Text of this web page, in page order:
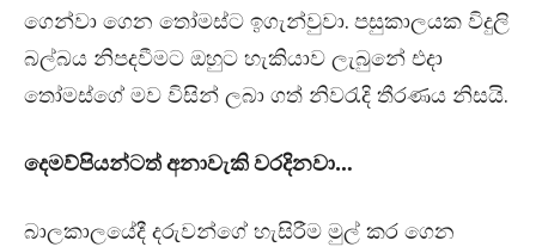
ගෙන්වා ගෙන තෝමස්ට ඉගැන්වුවා. පසුකාලයක විදුලි
බල්බය නිපදවීමට ඔහුට හැකියාව ලැබුනේ එදා
තෝමස්ගේ මව විසින් ලබා ගත් නිවරැදි තීරණය නිසයි.
දෙමව්පියන්ටත් අනාවැකි වරදිනවා…
බාලකාලයේදී දරුවන්ගේ හැසිරීම මුල් කර ගෙන